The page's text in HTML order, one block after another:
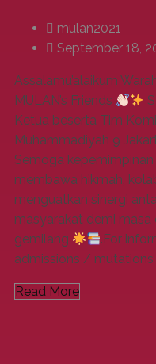
mulan2021
September 18,
Assalamu’alaikum
MULAN’s Friends
Ketua beserta Tim
Muhammadiyah 9
Semoga
membawa hikmah,
menguatkan sinergi
masyarakat demi masa
gemilang
.For
admissions / mutations
Read More